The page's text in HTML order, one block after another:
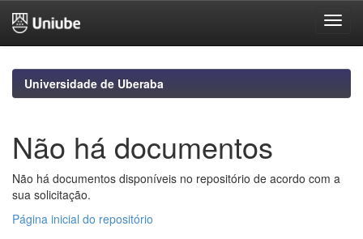
navigationUniversidade de Uberaba
Não há documentos
Não há documentos disponíveis no repositório de acordo com a
sua solicitação.
Página inicial do repositório